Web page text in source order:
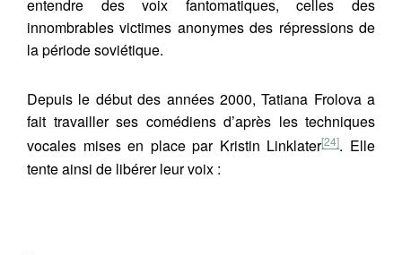
entendre des voix fantomatiques, celles des
innombrables victimes anonymes des répressions de
la période soviétique.
Depuis le début des années 2000, Tatiana Frolova a
fait travailler ses comédiens d’après les techniques
vocales mises en place par Kristin Linklater[24]. Elle
tente ainsi de libérer leur voix :